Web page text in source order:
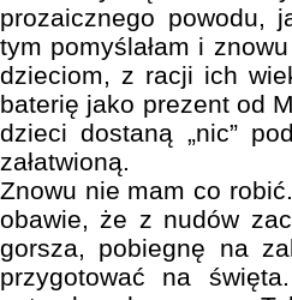
prozaicznego powodu,
tym pomyślałam i
dzieciom, z racji ich
baterię jako prezent od
dzieci dostaną „nic”
załatwioną.
Znowu nie mam co
obawie, że z nudów
gorsza, pobiegnę na
przygotować na